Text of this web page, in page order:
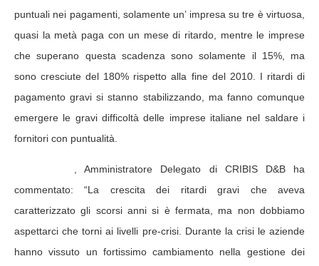
puntuali nei pagamenti, solamente un’ impresa su tre è virtuosa,
quasi la metà paga con un mese di ritardo, mentre le imprese
che superano questa scadenza sono solamente il 15%, ma
sono cresciute del 180% rispetto alla fine del 2010. I ritardi di
pagamento gravi si stanno stabilizzando, ma fanno comunque
emergere le gravi difficoltà delle imprese italiane nel saldare i
fornitori con puntualità.
, Amministratore Delegato di CRIBIS D&B ha
commentato: “La crescita dei ritardi gravi che aveva
caratterizzato gli scorsi anni si è fermata, ma non dobbiamo
aspettarci che torni ai livelli pre-crisi. Durante la crisi le aziende
hanno vissuto un fortissimo cambiamento nella gestione dei